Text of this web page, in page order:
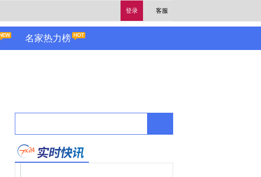
登录 客服
名家热力榜